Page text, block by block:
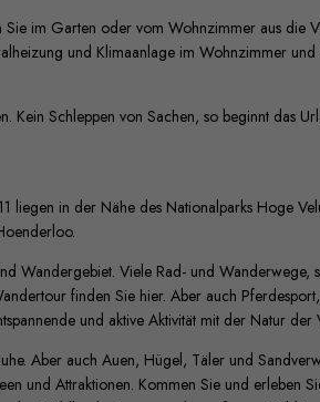
im Garten oder vom Wohnzimmer aus die
und Klimaanlage im Wohnzimmer
Kein Schleppen von Sachen, so beginnt das
liegen in der Nähe des Nationalparks Hoge
Wandergebiet. Viele Rad- und Wanderwege,
finden Sie hier. Aber auch
und aktive Aktivität mit der Natur der
Aber auch Auen, Hügel, Täler und
und Attraktionen. Kommen Sie und erleben